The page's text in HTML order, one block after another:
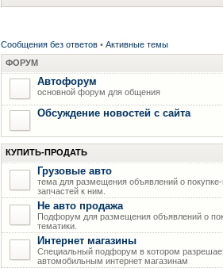
Сообщения без ответов • Активные темы
ФОРУМ
Автофорум
основной форум для общения
Обсуждение новостей с сайта
КУПИТЬ-ПРОДАТЬ
Грузовые авто
тема для размещения объявлений о
запчастей к ним.
Не авто продажа
Подфорум для размещения объявлений о
тематики.
Интернет магазины
Специальный подфорум в котором
автомобильным интернет магазинам